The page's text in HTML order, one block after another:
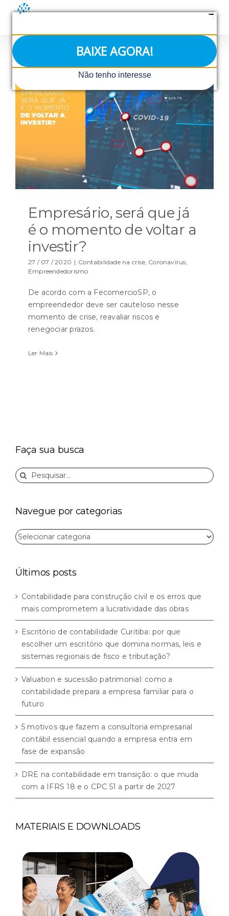
BAIXE AGORA!
Não tenho interesse
conteúdo
Empresário, será que já
é o momento de voltar a
investir?
27 / 07 / 2020 | Contabilidade na crise, Coronavírus,
Empreendedorismo
De acordo com a FecomercioSP, o
empreendedor deve ser cauteloso nesse
momento de crise, reavaliar riscos e
renegociar prazos.
Ler Mais
Faça sua busca
Buscar
resultados
Navegue por categorias
Navegue
por
Últimos posts
Contabilidade para construção civil e os erros que
mais comprometem a lucratividade das obras
Escritório de contabilidade Curitiba: por que
escolher um escritório que domina normas, leis e
sistemas regionais de fisco e tributação?
Valuation e sucessão patrimonial: como a
contabilidade prepara a empresa familiar para o
futuro
5 motivos que fazem a consultoria empresarial
contábil essencial quando a empresa entra em
fase de expansão
DRE na contabilidade em transição: o que muda
com a IFRS 18 e o CPC 51 a partir de 2027
MATERIAIS E DOWNLOADS